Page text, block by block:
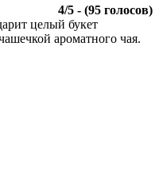
4/5 - (95 голосов)
целый букет
ароматного чая.